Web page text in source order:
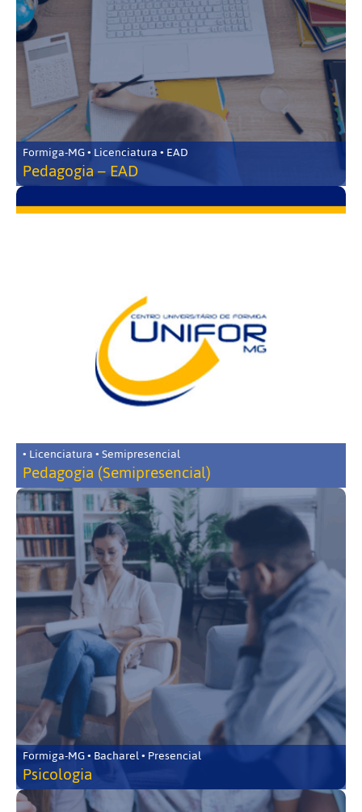
Formiga-MG • Licenciatura • EAD
Pedagogia – EAD
• Licenciatura • Semipresencial
Pedagogia (Semipresencial)
Formiga-MG • Bacharel • Presencial
Psicologia